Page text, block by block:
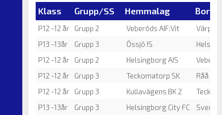
Klass Grupp/SS Hemmalag
P12 -12 år Grupp 2 Veberöds AIF:Vit
P13 -13år
Grupp 3 Össjö IS
P12 -12 år
Grupp 2 Helsingborg AIS
P12 -12 år
Grupp 3 Teckomatorp SK
Råå
P12 -12 år
Grupp 3 Kullavägens BK 2
P13 -13år
Grupp 3 Helsingborg City FC